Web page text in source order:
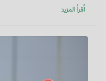
أقرأ المزيد